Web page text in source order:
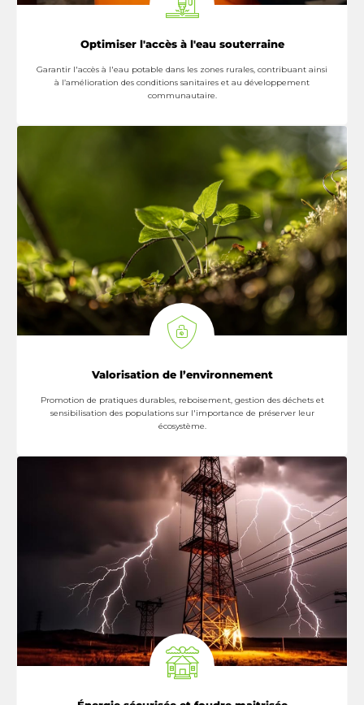
Optimiser l'accès à l'eau souterraine
Garantir l'accès à l'eau potable dans les zones rurales, contribuant ainsi
à l’amélioration des conditions sanitaires et au développement
communautaire.
Valorisation de l’environnement
Promotion de pratiques durables, reboisement, gestion des déchets et
sensibilisation des populations sur l'importance de préserver leur
écosystème.
En Savoir Plus